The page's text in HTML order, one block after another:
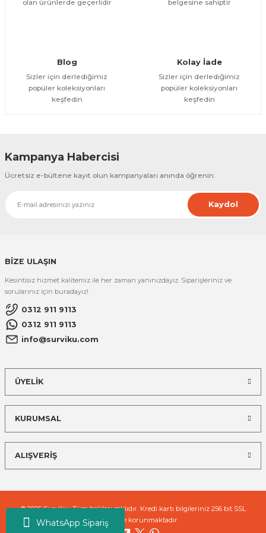
WhatsApp Sipariş
olan ürünlerde geçerlidir
belgesine sahiptir
Blog
Sizler için derlediğimiz
popüler koleksiyonları
keşfedin
Kolay İade
Sizler için derlediğimiz
popüler koleksiyonları
keşfedin
Kampanya Habercisi
Ücretsiz e-bültene kayıt olun kampanyaları anında öğrenin.
Kaydol
BİZE ULAŞIN
Kesintisiz hizmet kalitemiz ile her zaman yanınızdayız. Siparişleriniz ve
sorularınız için buradayız!
0312 911 9113
0312 911 9113
info@surviku.com
ÜYELİK
KURUMSAL
ALIŞVERİŞ
© 2025 Surviku. Tüm hakları saklıdır. Kredi kartı bilgileriniz 256 bit SSL
sertifikası ile korunmaktadır.